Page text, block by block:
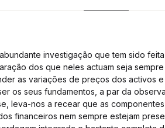
investigação que tem sido
dos que neles actuam seja
as variações de preços dos activos
os seus fundamentos, a par da
leva-nos a recear que as
financeiros nem sempre estejam